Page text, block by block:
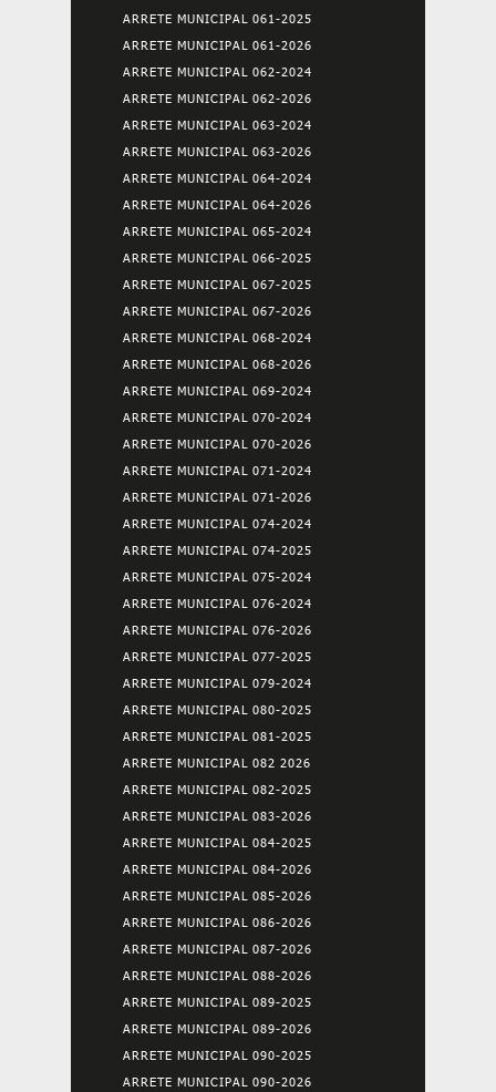
ARRETE MUNICIPAL 061-2025
ARRETE MUNICIPAL 061-2026
ARRETE MUNICIPAL 062-2024
ARRETE MUNICIPAL 062-2026
ARRETE MUNICIPAL 063-2024
ARRETE MUNICIPAL 063-2026
ARRETE MUNICIPAL 064-2024
ARRETE MUNICIPAL 064-2026
ARRETE MUNICIPAL 065-2024
ARRETE MUNICIPAL 066-2025
ARRETE MUNICIPAL 067-2025
ARRETE MUNICIPAL 067-2026
ARRETE MUNICIPAL 068-2024
ARRETE MUNICIPAL 068-2026
ARRETE MUNICIPAL 069-2024
ARRETE MUNICIPAL 070-2024
ARRETE MUNICIPAL 070-2026
ARRETE MUNICIPAL 071-2024
ARRETE MUNICIPAL 071-2026
ARRETE MUNICIPAL 074-2024
ARRETE MUNICIPAL 074-2025
ARRETE MUNICIPAL 075-2024
ARRETE MUNICIPAL 076-2024
ARRETE MUNICIPAL 076-2026
ARRETE MUNICIPAL 077-2025
ARRETE MUNICIPAL 079-2024
ARRETE MUNICIPAL 080-2025
ARRETE MUNICIPAL 081-2025
ARRETE MUNICIPAL 082 2026
ARRETE MUNICIPAL 082-2025
ARRETE MUNICIPAL 083-2026
ARRETE MUNICIPAL 084-2025
ARRETE MUNICIPAL 084-2026
ARRETE MUNICIPAL 085-2026
ARRETE MUNICIPAL 086-2026
ARRETE MUNICIPAL 087-2026
ARRETE MUNICIPAL 088-2026
ARRETE MUNICIPAL 089-2025
ARRETE MUNICIPAL 089-2026
ARRETE MUNICIPAL 090-2025
ARRETE MUNICIPAL 090-2026